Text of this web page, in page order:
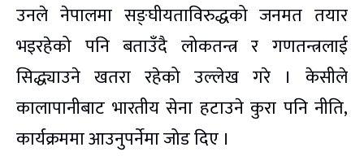
उनले नेपालमा सङ्घीयताविरुद्धको जनमत तयार
भइरहेको पनि बताउँदै लोकतन्त्र र गणतन्त्रलाई
सिद्ध्याउने खतरा रहेको उल्लेख गरे । केसीले
कालापानीबाट भारतीय सेना हटाउने कुरा पनि नीति,
कार्यक्रममा आउनुपर्नेमा जोड दिए ।